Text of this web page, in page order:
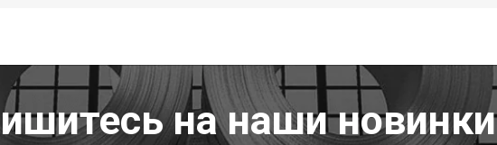
на наши новинки